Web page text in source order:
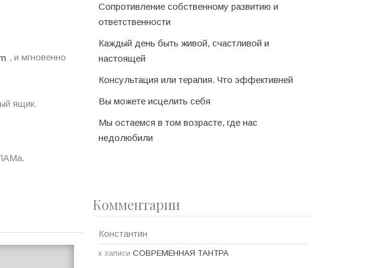
, и мгновенно
ящик.
Сопротивление собственному развитию и
ответственности
Каждый день быть живой, счастливой и
настоящей
Консультация или терапия. Что эффективней
Вы можете исцелить себя
Мы остаемся в том возрасте, где нас
недолюбили
Комментарии
Константин
к записи СОВРЕМЕННАЯ ТАНТРА